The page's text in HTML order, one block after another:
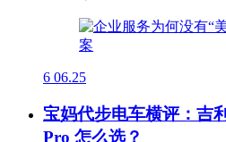
6 06.25
宝妈代步电车横评：吉
Pro 怎么选？